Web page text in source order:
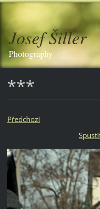
Josef Šiller
Photography
***
Předchozí